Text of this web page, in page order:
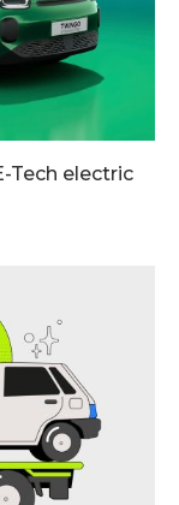
Tech electric